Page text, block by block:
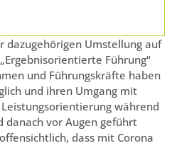
dazugehörigen Umstellung auf
Führung“
und Führungskräfte haben
und ihren Umgang mit
während
danach vor Augen geführt
dass mit Corona